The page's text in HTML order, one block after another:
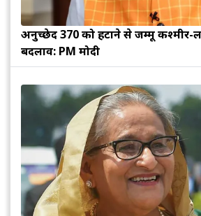
अनुच्छेद 370 को हटाने से जम्मू कश्मीर-
बदलाव: PM मोदी